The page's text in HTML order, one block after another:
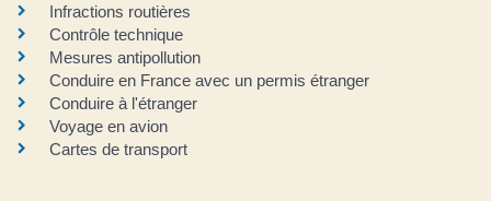
Infractions routières
Contrôle technique
Mesures antipollution
Conduire en France avec un permis étranger
Conduire à l'étranger
Voyage en avion
Cartes de transport